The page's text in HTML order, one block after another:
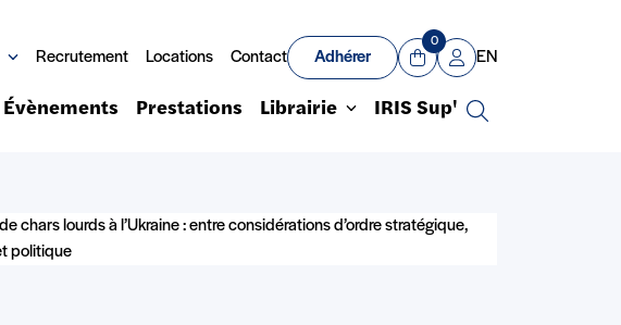
Recrutement Locations Contact Adhérer
Panier
0
Mon compte
EN
Évènements Prestations Librairie IRIS Sup'
Recherche